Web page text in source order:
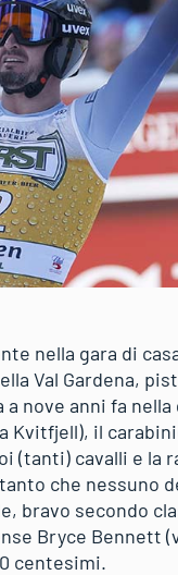
nella gara di
Val Gardena,
nove anni fa nella
Kvitfjell), il
(tanti) cavalli e la
che nessuno
bravo secondo
Bryce Bennett
centesimi.